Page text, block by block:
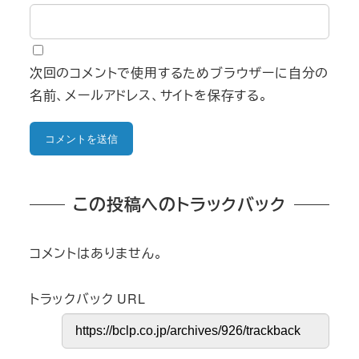
次回のコメントで使用するためブラウザーに自分の
名前、メールアドレス、サイトを保存する。
この投稿へのトラックバック
コメントはありません。
トラックバック URL